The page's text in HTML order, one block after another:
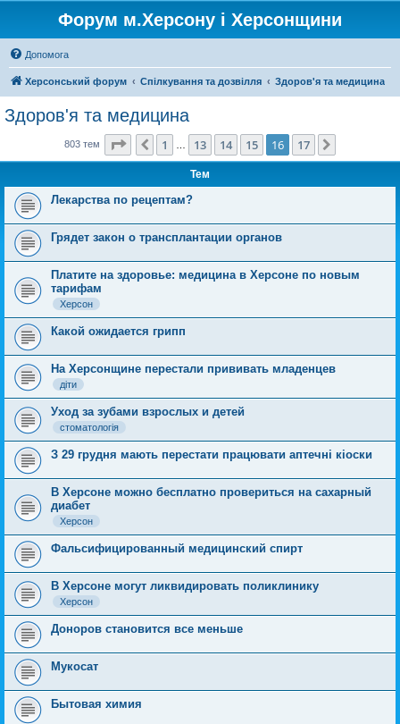
Форум м.Херсону і Херсонщини
Допомога
Херсонський форум Спілкування та дозвілля Здоров'я та медицина
Здоров'я та медицина
803 тем Сторінка16 з17
Поперед.
1 13 14 15 16 17
Тем
Лекарства по рецептам?
Грядет закон о трансплантации органов
Платите на здоровье: медицина в Херсоне по новым
тарифам
Херсон
Какой ожидается грипп
На Херсонщине перестали прививать младенцев
діти
Уход за зубами взрослых и детей
стоматологія
З 29 грудня мають перестати працювати аптечні кіоски
В Херсоне можно бесплатно провериться на сахарный
диабет
Херсон
Фальсифицированный медицинский спирт
В Херсоне могут ликвидировать поликлинику
Херсон
Доноров становится все меньше
Мукосат
Бытовая химия